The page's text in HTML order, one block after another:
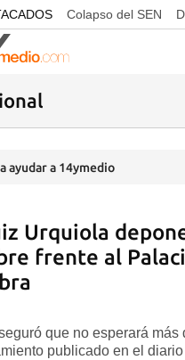
Colapso del SEN
ayudar a 14ymedio
Urquiola
frente al
que no esperará más
publicado en el